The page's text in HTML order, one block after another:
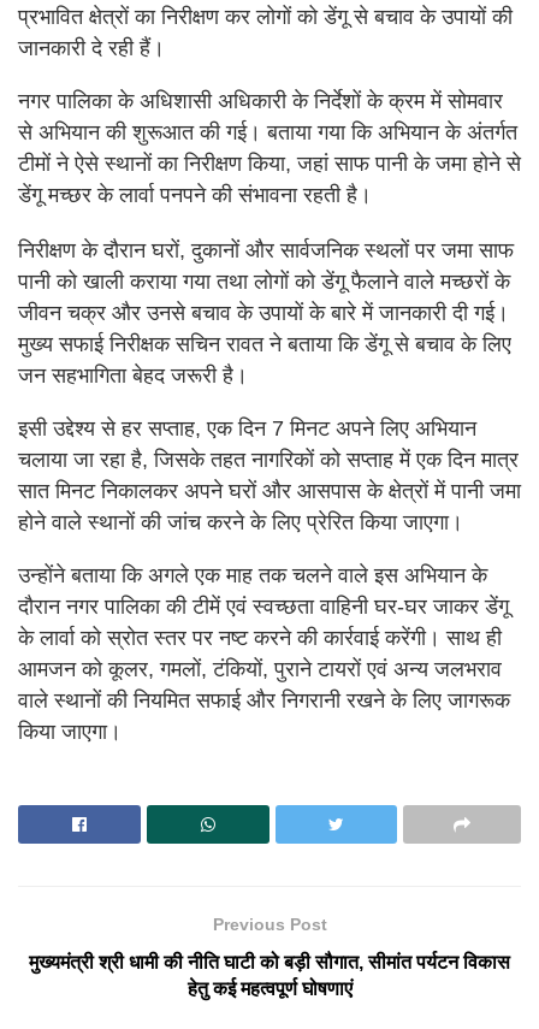
प्रभावित क्षेत्रों का निरीक्षण कर लोगों को डेंगू से बचाव के उपायों की
जानकारी दे रही हैं।
नगर पालिका के अधिशासी अधिकारी के निर्देशों के क्रम में सोमवार
से अभियान की शुरूआत की गई। बताया गया कि अभियान के अंतर्गत
टीमों ने ऐसे स्थानों का निरीक्षण किया, जहां साफ पानी के जमा होने से
डेंगू मच्छर के लार्वा पनपने की संभावना रहती है।
निरीक्षण के दौरान घरों, दुकानों और सार्वजनिक स्थलों पर जमा साफ
पानी को खाली कराया गया तथा लोगों को डेंगू फैलाने वाले मच्छरों के
जीवन चक्र और उनसे बचाव के उपायों के बारे में जानकारी दी गई।
मुख्य सफाई निरीक्षक सचिन रावत ने बताया कि डेंगू से बचाव के लिए
जन सहभागिता बेहद जरूरी है।
इसी उद्देश्य से हर सप्ताह, एक दिन 7 मिनट अपने लिए अभियान
चलाया जा रहा है, जिसके तहत नागरिकों को सप्ताह में एक दिन मात्र
सात मिनट निकालकर अपने घरों और आसपास के क्षेत्रों में पानी जमा
होने वाले स्थानों की जांच करने के लिए प्रेरित किया जाएगा।
उन्होंने बताया कि अगले एक माह तक चलने वाले इस अभियान के
दौरान नगर पालिका की टीमें एवं स्वच्छता वाहिनी घर-घर जाकर डेंगू
के लार्वा को स्रोत स्तर पर नष्ट करने की कार्रवाई करेंगी। साथ ही
आमजन को कूलर, गमलों, टंकियों, पुराने टायरों एवं अन्य जलभराव
वाले स्थानों की नियमित सफाई और निगरानी रखने के लिए जागरूक
किया जाएगा।
Previous Post
मुख्यमंत्री श्री धामी की नीति घाटी को बड़ी सौगात, सीमांत पर्यटन विकास
हेतु कई महत्वपूर्ण घोषणाएं